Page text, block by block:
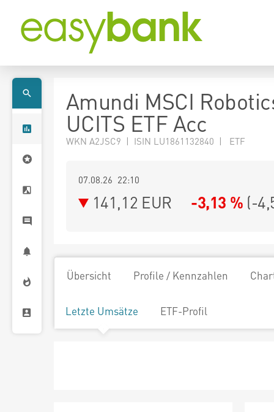
Amundi MSCI
UCITS ETF Acc
WKN A2JSC9 | ISIN LU1861132840 | ETF
07.08.26 22:10
141,12 EUR -3,13 % (-
Übersicht Profile / Kennzahlen
Letzte Umsätze ETF-Profil